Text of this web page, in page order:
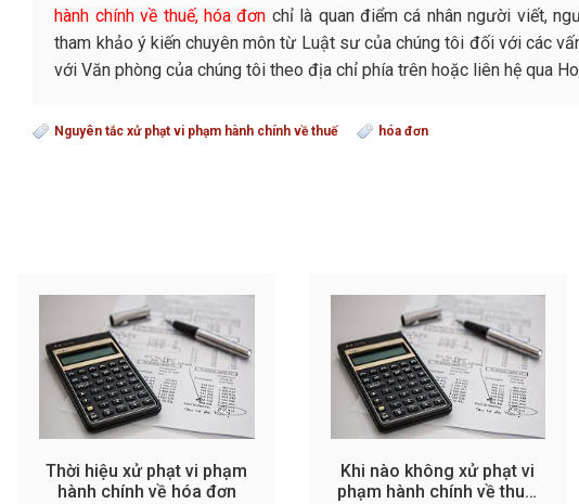
hành chính về thuế, hóa đơn chỉ là quan điểm cá nhân người viết,
tham khảo ý kiến chuyên môn từ Luật sư của chúng tôi đối với các
với Văn phòng của chúng tôi theo địa chỉ phía trên hoặc liên hệ qua
Nguyên tắc xử phạt vi phạm hành chính về thuế hóa đơn
Thời hiệu xử phạt vi phạm
hành chính về hóa đơn
Khi nào không xử phạt vi
phạm hành chính về thuế,